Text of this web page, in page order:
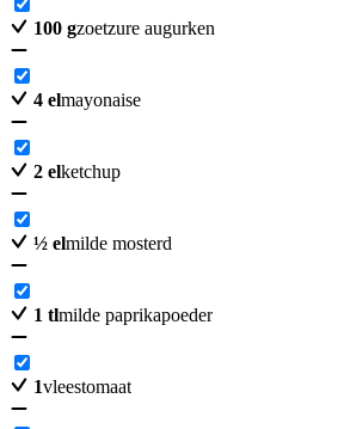
100 gzoetzure augurken
4 elmayonaise
2 elketchup
½ elmilde mosterd
1 tlmilde paprikapoeder
1vleestomaat